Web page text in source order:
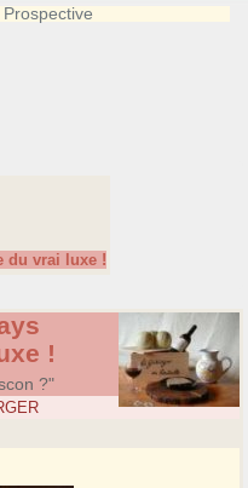
du vrai luxe !
!
?"